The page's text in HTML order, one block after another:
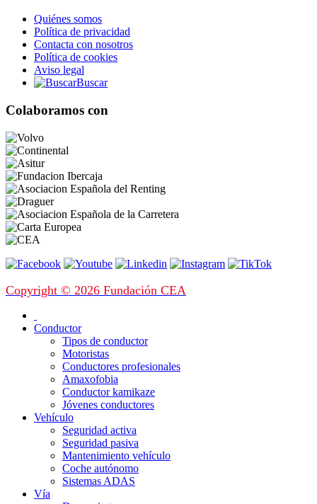
Quiénes somos
Política de privacidad
Contacta con nosotros
Política de cookies
Aviso legal
Buscar
Colaboramos con
Copyright © 2026 Fundación CEA
Conductor
Tipos de conductor
Motoristas
Conductores profesionales
Amaxofobia
Conductor kamikaze
Jóvenes conductores
Vehículo
Seguridad activa
Seguridad pasiva
Mantenimiento vehículo
Coche autónomo
Sistemas ADAS
Vía